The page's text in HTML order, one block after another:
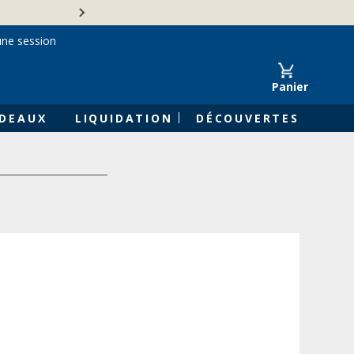
Panier
LIQUIDATION DÉCOUVERTES
session